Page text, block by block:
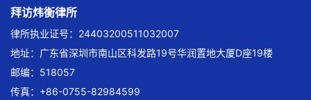
拜访炜衡律所
律所执业证号：24403200511032007
地址：广东省深圳市南山区科发路19号华润置地大厦D座19楼
邮编：518057
传真：+86-0755-82984599